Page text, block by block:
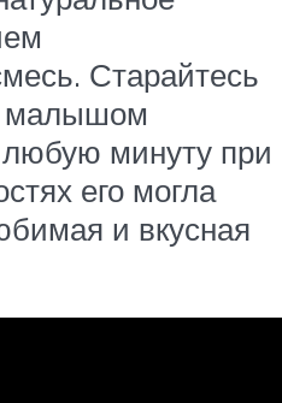
Старайтесь
малышом
минуту при
его могла
и вкусная